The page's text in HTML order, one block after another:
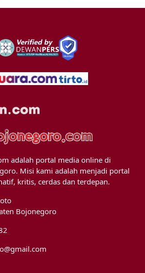
adalah portal media online di
Misi kami adalah menjadi portal
kritis, cerdas dan terdepan.
Bojonegoro